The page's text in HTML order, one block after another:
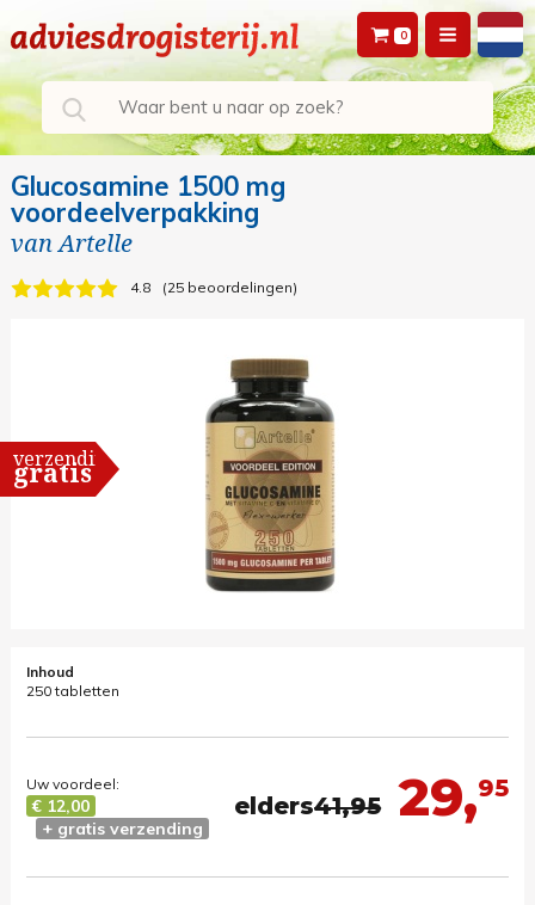
0
Glucosamine 1500 mg
voordeelverpakking
vanArtelle
4.8 25 beoordelingen
verzending
gratis
Inhoud
250 tabletten
29,95
elders41,95
Uw voordeel:
€ 12,00
+ gratis verzending